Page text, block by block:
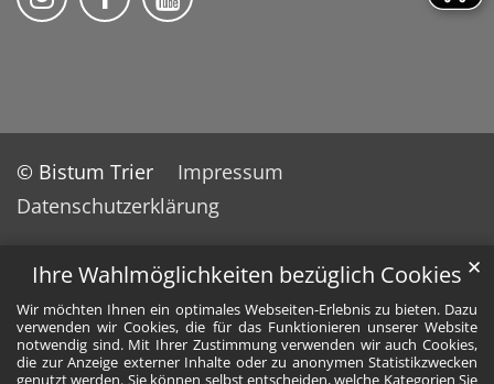
Ihre Wahlmöglichkeiten bezüglich Cookies
Wir möchten Ihnen ein optimales Webseiten-Erlebnis zu bieten. Dazu
verwenden wir Cookies, die für das Funktionieren unserer Website
notwendig sind. Mit Ihrer Zustimmung verwenden wir auch Cookies,
die zur Anzeige externer Inhalte oder zu anonymen Statistikzwecken
genutzt werden. Sie können selbst entscheiden, welche Kategorien Sie
✕
© Bistum Trier
Impressum
Datenschutzerklärung